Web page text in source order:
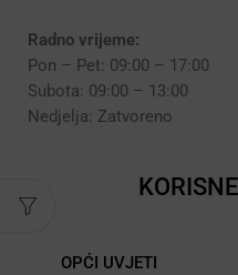
Radno vrijeme:
Pon – Pet: 09:00 – 17:00
Subota: 09:00 – 13:00
Nedjelja: Zatvoreno
OPĆI UVJETI